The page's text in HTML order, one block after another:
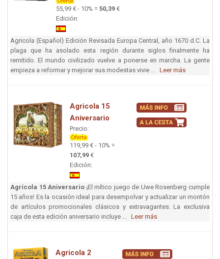
55,99 € - 10% = 50,39 €
Edición:
Agricola (Español) Edición Revisada Europa Central, año 1670 d.C. La
plaga que ha asolado esta región durante siglos finalmente ha
remitido. El mundo civilizado vuelve a ponerse en marcha. La gente
empieza a reformar y mejorar sus modestas vivie ... Leer más
Agricola 15
Aniversario
Precio:
119,99 € - 10% =
107,99 €
Edición:
Agrícola 15 Aniversario ¡El mítico juego de Uwe Rosenberg cumple
15 años! Es la ocasión ideal para desempolvar y actualizar un montón
de artículos promocionales clásicos y extravagantes. La exclusiva
caja de esta edición aniversario incluye ... Leer más
Agricola 2